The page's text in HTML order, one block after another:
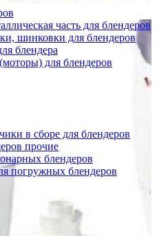
часть для блендеров
шинковки для блендеров
блендера
для блендеров
в сборе для блендеров
прочие
блендеров
погружных блендеров